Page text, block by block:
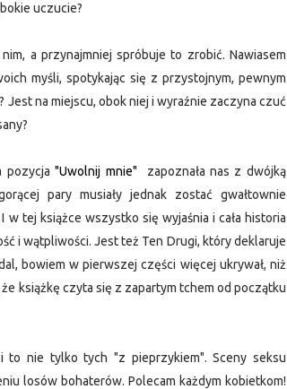
uczucie?
a przynajmniej spróbuje to zrobić. Nawiasem
myśli, spotykając się z przystojnym, pewnym
Jest na miejscu, obok niej i wyraźnie zaczyna czuć
pozycja"Uwolnij mnie"
zapoznała nas z dwójką
pary musiały jednak zostać gwałtownie
tej książce wszystko się wyjaśnia i cała historia
i wątpliwości. Jest też Ten Drugi, który deklaruje
bowiem w pierwszej części więcej ukrywał, niż
książkę czyta się z zapartym tchem od początku
to nie tylko tych "z pieprzykiem". Sceny seksu
losów bohaterów. Polecam każdym kobietkom!